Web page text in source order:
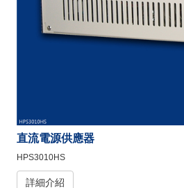
直流電源供應器
HPS3010HS
詳細介紹